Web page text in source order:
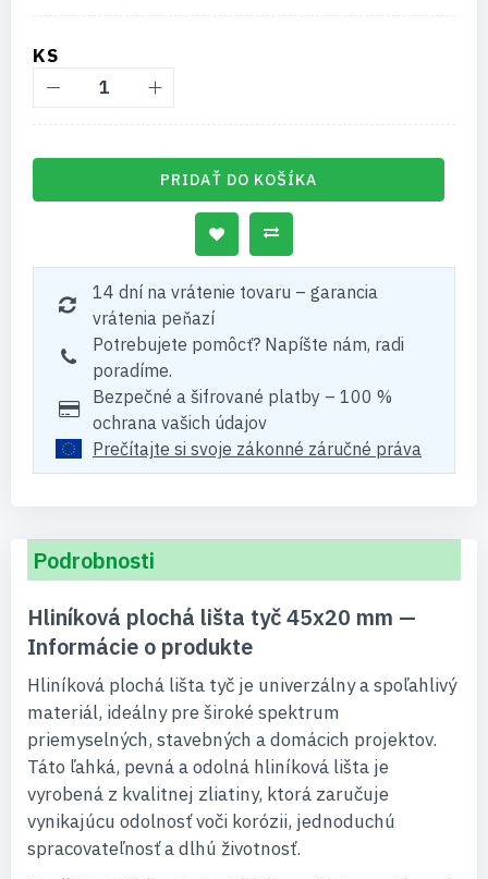
KS
PRIDAŤ DO KOŠÍKA
14 dní na vrátenie tovaru – garancia
vrátenia peňazí
Potrebujete pomôcť? Napíšte nám, radi
poradíme.
Bezpečné a šifrované platby – 100 %
ochrana vašich údajov
Prečítajte si svoje zákonné záručné práva
Podrobnosti
Hliníková plochá lišta tyč 45x20 mm —
Informácie o produkte
Hliníková plochá lišta tyč je univerzálny a spoľahlivý
materiál, ideálny pre široké spektrum
priemyselných, stavebných a domácich projektov.
Táto ľahká, pevná a odolná hliníková lišta je
vyrobená z kvalitnej zliatiny, ktorá zaručuje
vynikajúcu odolnosť voči korózii, jednoduchú
spracovateľnosť a dlhú životnosť.